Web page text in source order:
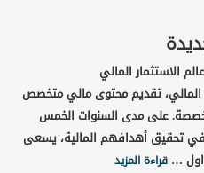
الاستثمار المالي
المالي، تقديم محتوى مالي متخصص
على مدى السنوات الخمس
في تحقيق أهدافهم المالية، يسعى
…قراءة المزيد